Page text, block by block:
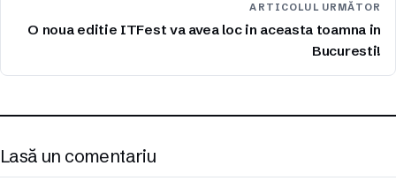
ARTICOLUL URMĂTOR
O noua editie ITFest va avea loc in aceasta toamna in
Bucuresti!
Lasă un comentariu